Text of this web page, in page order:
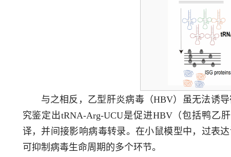
与之相反，乙型肝炎病毒（HBV）虽无法诱
究鉴定出tRNA-Arg-UCU是促进HBV（包括鸭乙
译，并间接影响病毒转录。在小鼠模型中，过表
可抑制病毒生命周期的多个环节。